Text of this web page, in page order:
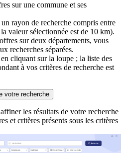
sur une commune et ses
rayon de recherche compris entre
valeur sélectionnée est de 10 km).
sur deux départements, vous
recherches séparées.
cliquant sur la loupe ; la liste des
à vos critères de recherche est
votre recherche
les résultats de votre recherche
et critères présents sous les critères